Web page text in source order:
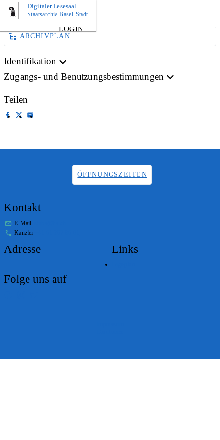
Digitaler Lesesaal
Staatsarchiv Basel-Stadt
LOGIN
AKTE
ARCHIVPLAN
Identifikation
Zugangs- und Benutzungsbestimmungen
Teilen
ÖFFNUNGSZEITEN
Kontakt
E-Mail
Kanzlei
Adresse Links
Folge uns auf